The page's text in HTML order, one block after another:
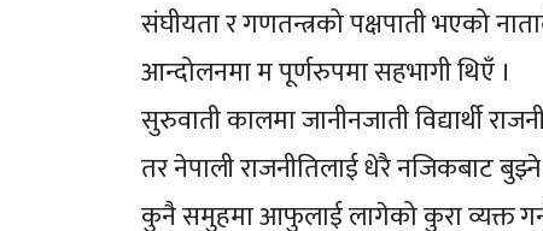
संघीयता र गणतन्त्रको पक्षपाती भएको
आन्दोलनमा म पूर्णरुपमा सहभागी थिएँ ।
सुरुवाती कालमा जानीनजाती विद्यार्थी
तर नेपाली राजनीतिलाई धेरै नजिकबाट बुझ्ने
कुनै समुहमा आफुलाई लागेको कुरा व्यक्त